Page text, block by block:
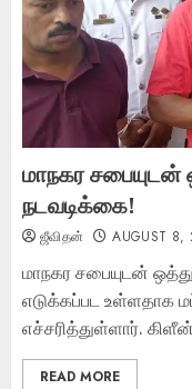
மாநகர
நடவடிக்கை!
ஜீவிதன் AUGUST 8,
மாநகர சபையுடன்
எடுக்கப்பட உள்ளதாக
எச்சரித்துள்ளார்.
READ MORE